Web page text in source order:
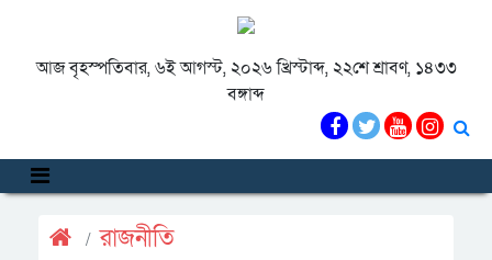
আজ বৃহস্পতিবার, ৬ই আগস্ট, ২০২৬ খ্রিস্টাব্দ, ২২শে শ্রাবণ, ১৪৩৩
বঙ্গাব্দ
রাজনীতি